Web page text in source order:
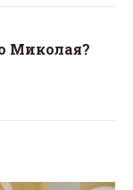
Миколая?